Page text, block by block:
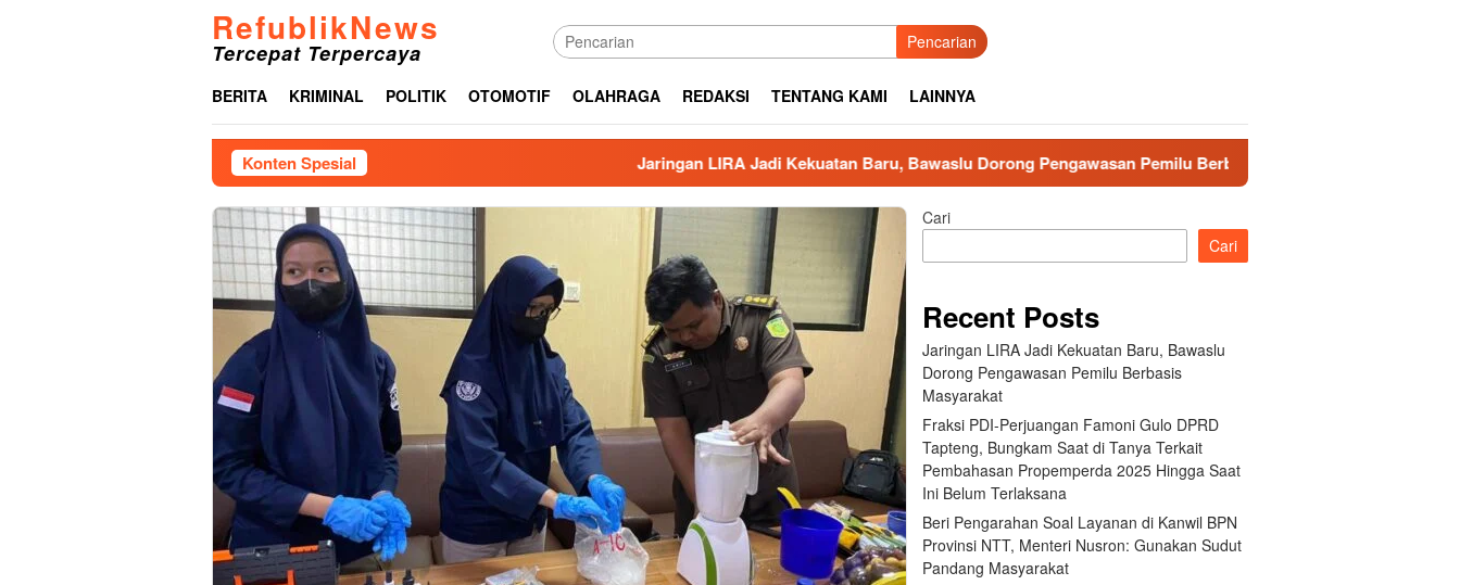
RefublikNews
Tercepat Terpercaya Pencarian
BERITA KRIMINAL POLITIK OTOMOTIF OLAHRAGA REDAKSI TENTANG KAMI LAINNYA
Konten Spesial Jaringan LIRA Jadi Kekuatan Baru, Bawaslu Dorong Pengawasan Pemilu Berbasis Masyarakat
Cari
Cari
Recent Posts
Jaringan LIRA Jadi Kekuatan Baru, Bawaslu
Dorong Pengawasan Pemilu Berbasis
Masyarakat
Fraksi PDI-Perjuangan Famoni Gulo DPRD
Tapteng, Bungkam Saat di Tanya Terkait
Pembahasan Propemperda 2025 Hingga Saat
Ini Belum Terlaksana
Beri Pengarahan Soal Layanan di Kanwil BPN
Provinsi NTT, Menteri Nusron: Gunakan Sudut
Pandang Masyarakat